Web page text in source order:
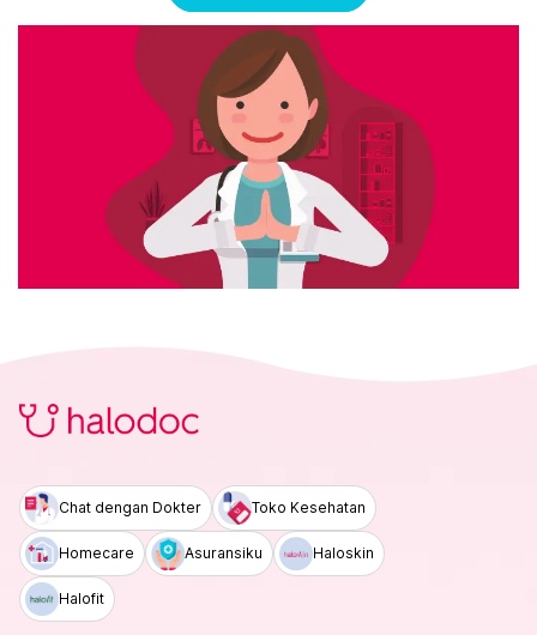
Chat dengan Dokter Toko Kesehatan
Homecare Asuransiku Haloskin
Halofit